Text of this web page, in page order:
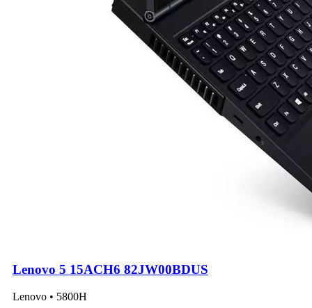
Lenovo 5 15ACH6 82JW00BDUS
Lenovo • 5800H